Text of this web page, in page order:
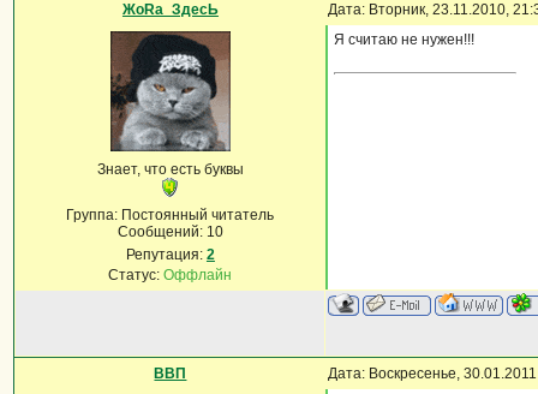
ЖоRа_ЗдесЬ Дата: Вторник, 23.11.2010,
Знает, что есть буквы
Группа: Постоянный читатель
Сообщений: 10
Репутация: 2
Статус:Оффлайн
Я считаю не нужен!!!
ВВП Дата: Воскресенье,